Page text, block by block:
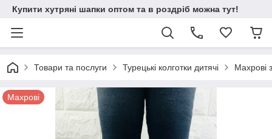
Купити хутряні шапки оптом та в роздріб можна тут!
Товари та послуги Турецькі колготки дитячі Махрові
Махрові